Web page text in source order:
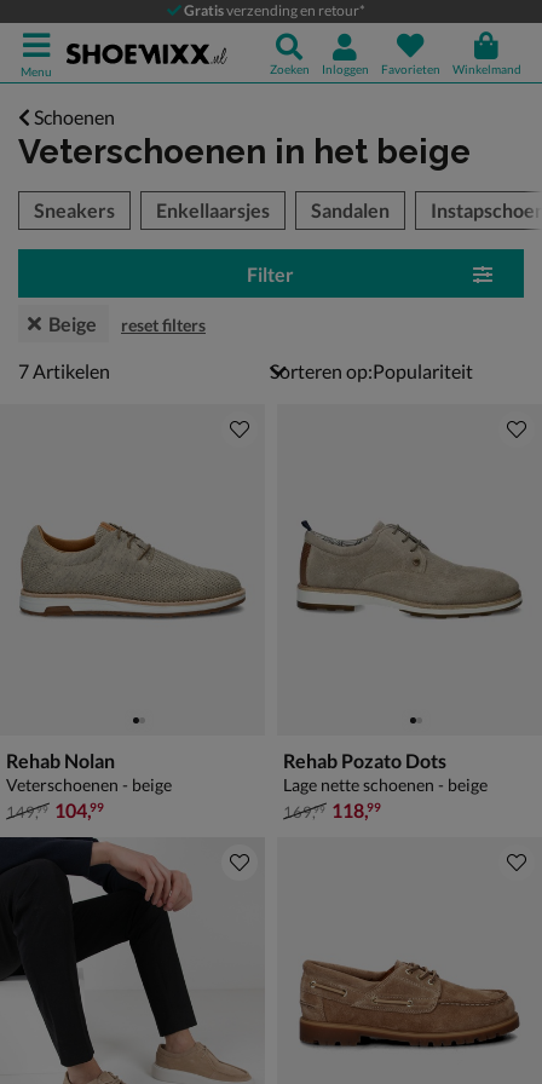
Gratisverzending en retour*
Menu Zoeken Inloggen Favorieten Winkelmand
Schoenen
Veterschoenen in het beige
over
Sneakers Enkellaarsjes Sandalen
Filter
Beige reset filters
7 artikelen
7Artikelen Sorteren op:
Rehab Nolan
Veterschoenen - beige
van € 149,99 voor € 104,99
149,99 104,99
Rehab Pozato Dots
Lage nette schoenen - beige
van € 169,99 voor € 118,99
169,99 118,99